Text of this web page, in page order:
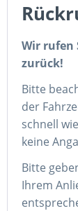
Wir rufen
zurück!
Bitte
der
schnell
keine
Bitte
Ihrem